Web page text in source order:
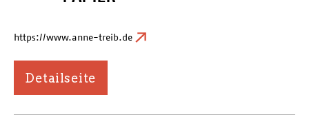
https://www.anne-treib.de
Detailseite